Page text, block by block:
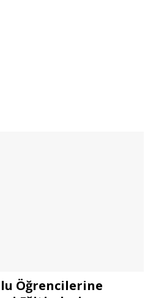
Öğrencilerine